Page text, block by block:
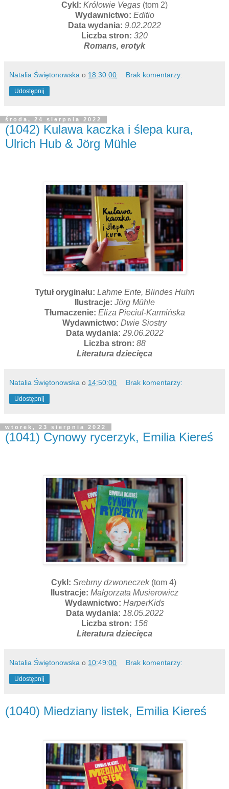
Cykl: Królowie Vegas (tom 2)
Wydawnictwo: Editio
Data wydania: 9.02.2022
Liczba stron: 320
Romans, erotyk
Natalia Świętonowska o 18:30:00 Brak komentarzy:
Udostępnij
środa, 24 sierpnia 2022
(1042) Kulawa kaczka i ślepa kura,
Ulrich Hub & Jörg Mühle
Tytuł oryginału: Lahme Ente, Blindes Huhn
Ilustracje: Jörg Mühle
Tłumaczenie: Eliza Pieciul-Karmińska
Wydawnictwo: Dwie Siostry
Data wydania: 29.06.2022
Liczba stron: 88
Literatura dziecięca
Natalia Świętonowska o 14:50:00 Brak komentarzy:
Udostępnij
wtorek, 23 sierpnia 2022
(1041) Cynowy rycerzyk, Emilia Kiereś
Cykl: Srebrny dzwoneczek (tom 4)
Ilustracje: Małgorzata Musierowicz
Wydawnictwo: HarperKids
Data wydania: 18.05.2022
Liczba stron: 156
Literatura dziecięca
Natalia Świętonowska o 10:49:00 Brak komentarzy:
Udostępnij
(1040) Miedziany listek, Emilia Kiereś